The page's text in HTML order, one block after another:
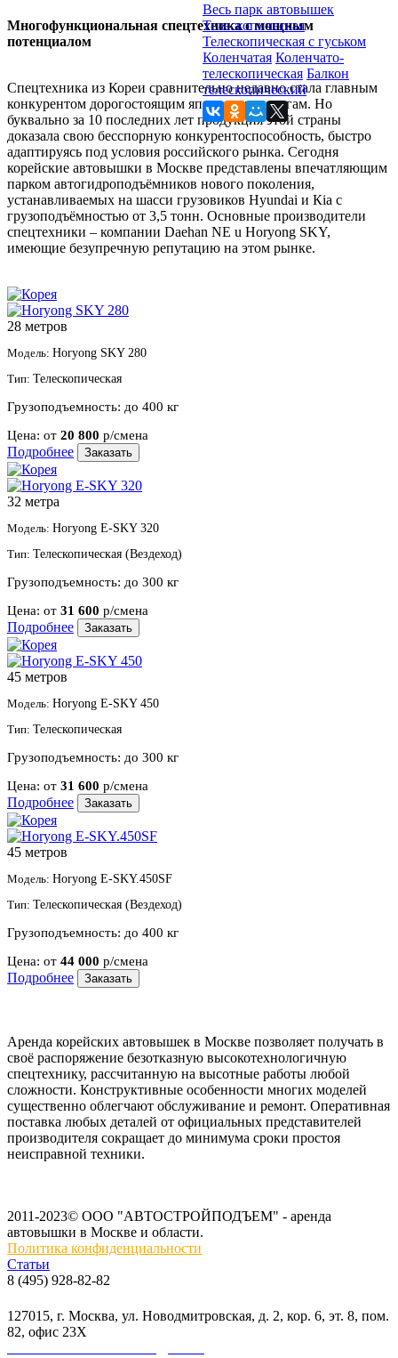
Многофункциональная спецтехника с мощным
потенциалом
Спецтехника из Кореи сравнительно недавно стала главным
конкурентом дорогостоящим японским аналогам. Но
буквально за 10 последних лет продукция этой страны
доказала свою бесспорную конкурентоспособность, быстро
адаптируясь под условия российского рынка. Сегодня
корейские автовышки в Москве представлены впечатляющим
парком автогидроподъёмников нового поколения,
устанавливаемых на шасси грузовиков Hyundai и Кia с
грузоподъёмностью от 3,5 тонн. Основные производители
спецтехники – компании Daehan NE u Horyong SKY,
имеющие безупречную репутацию на этом рынке.
28 метров
Модель: Horyong SKY 280
Тип: Телескопическая
Грузоподъемность: до 400 кг
Цена: от 20 800 р/смена
Подробнее Заказать
32 метра
Модель: Horyong E-SKY 320
Тип: Телескопическая (Вездеход)
Грузоподъемность: до 300 кг
Цена: от 31 600 р/смена
Подробнее Заказать
45 метров
Модель: Horyong E-SKY 450
Тип: Телескопическая
Грузоподъемность: до 300 кг
Цена: от 31 600 р/смена
Подробнее Заказать
45 метров
Модель: Horyong E-SKY.450SF
Тип: Телескопическая (Вездеход)
Грузоподъемность: до 400 кг
Цена: от 44 000 р/смена
Подробнее Заказать
Аренда корейских автовышек в Москве позволяет получать в
своё распоряжение безотказную высокотехнологичную
спецтехнику, рассчитанную на высотные работы любой
сложности. Конструктивные особенности многих моделей
существенно облегчают обслуживание и ремонт. Оперативная
поставка любых деталей от официальных представителей
производителя сокращает до минимума сроки простоя
неисправной техники.
Весь парк автовышек
Телескопическая
Телескопическая с гуськом
Коленчатая Коленчато-
телескопическая Балкон
телескопический
2011-2023© ООО "АВТОСТРОЙПОДЪЕМ" - аренда
автовышки в Москве и области.
Политика конфиденциальности
Статьи
8 (495) 928-82-82
127015, г. Москва, ул. Новодмитровская, д. 2, кор. 6, эт. 8, пом.
82, офис 23Х